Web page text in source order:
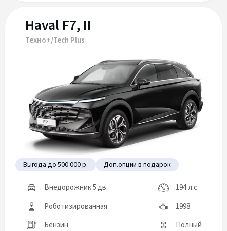
Haval F7, II
Техно+/Tech Plus
Выгода до 500 000 р. Доп.опции в подарок
Внедорожник 5 дв.
194 л.с.
Роботизированная
1998
Бензин
Полный